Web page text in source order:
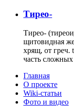
Тирео-
Тирео-
щитовидная
хрящ, от греч.
часть
Главная
О проекте
Wiki-статьи
Фото и видео